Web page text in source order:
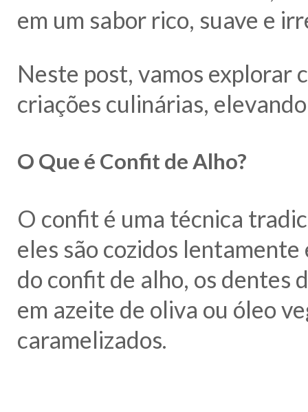
em um sabor rico, suave e
Neste post, vamos explorar
criações culinárias,
O Que é Confit de Alho?
O confit é uma técnica
eles são cozidos
do confit de alho, os dentes
em azeite de oliva ou óleo
caramelizados.